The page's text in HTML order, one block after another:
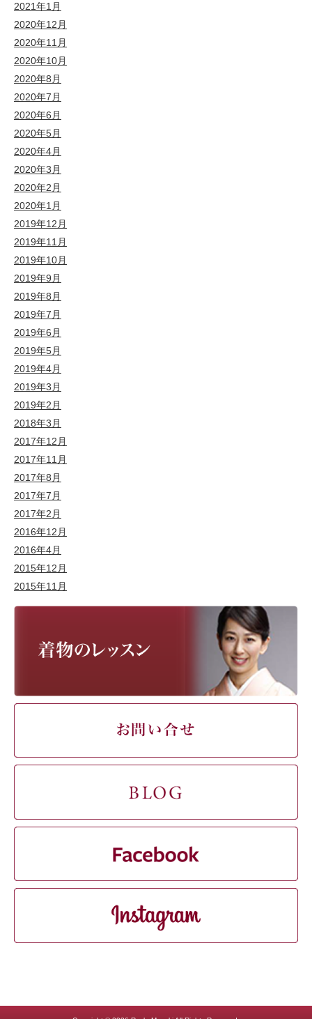
2021年1月
2020年12月
2020年11月
2020年10月
2020年8月
2020年7月
2020年6月
2020年5月
2020年4月
2020年3月
2020年2月
2020年1月
2019年12月
2019年11月
2019年10月
2019年9月
2019年8月
2019年7月
2019年6月
2019年5月
2019年4月
2019年3月
2019年2月
2018年3月
2017年12月
2017年11月
2017年8月
2017年7月
2017年2月
2016年12月
2016年4月
2015年12月
2015年11月